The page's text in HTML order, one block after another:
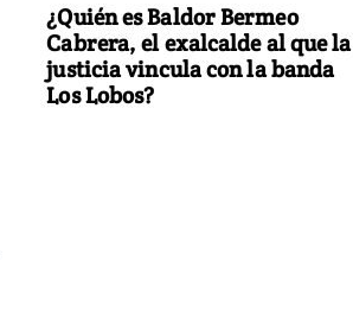
¿Quién es Baldor Bermeo
Cabrera, el exalcalde al que la
justicia vincula con la banda
Los Lobos?